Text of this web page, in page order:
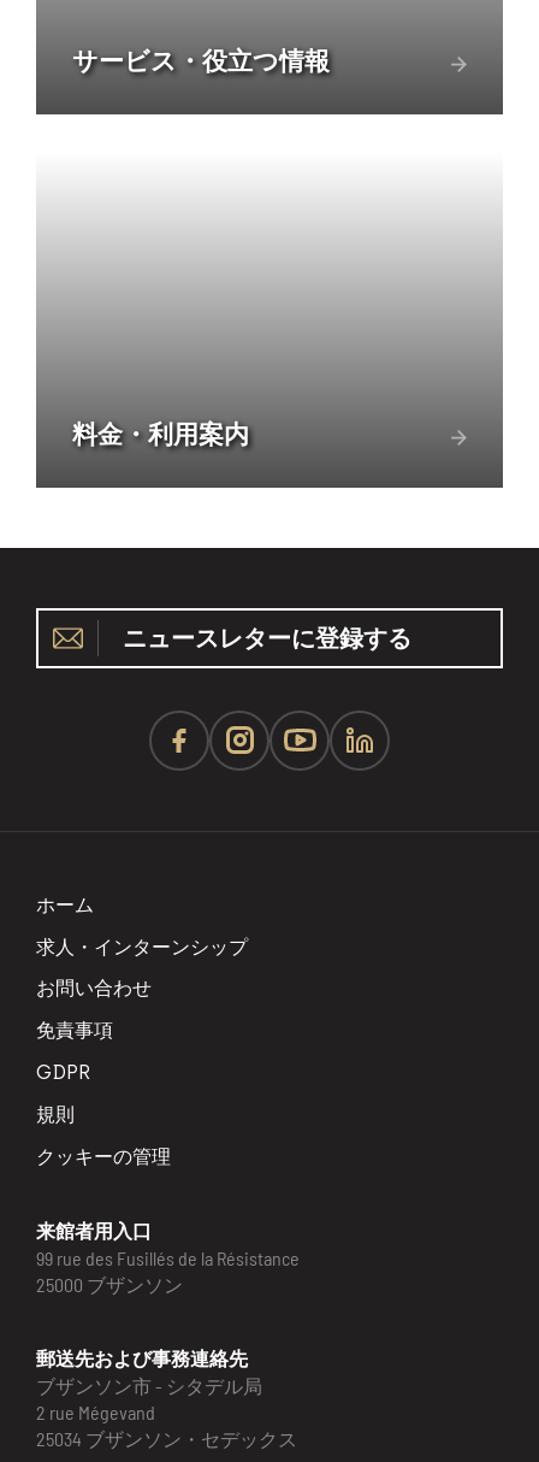
サービス・役立つ情報
料金・利用案内
ニュースレターに登録する
ホーム
求人・インターンシップ
お問い合わせ
免責事項
GDPR
規則
クッキーの管理
来館者用入口
99 rue des Fusillés de la Résistance
25000 ブザンソン
郵送先および事務連絡先
ブザンソン市 - シタデル局
2 rue Mégevand
25034 ブザンソン・セデックス